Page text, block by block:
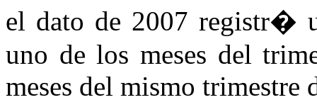
el dato de 2007 registr�
uno de los meses del
meses del mismo trimestre